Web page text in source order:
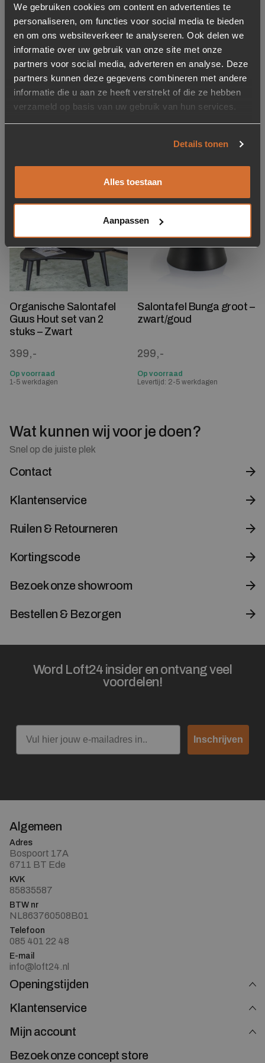
We gebruiken cookies om content en advertenties te
personaliseren, om functies voor social media te bieden
en om ons websiteverkeer te analyseren. Ook delen we
informatie over uw gebruik van onze site met onze
partners voor social media, adverteren en analyse. Deze
partners kunnen deze gegevens combineren met andere
informatie die u aan ze heeft verstrekt of die ze hebben
verzameld op basis van uw gebruik van hun services.
Details tonen
Alles toestaan
Aanpassen
Bijzettafel Garcon –
zwart
109,-
-87%
Salontafel Dylan Marmer
– Zwart (showroom
model)
379,-
49,-
Op voorraad
Levertijd: 2-5 werkdagen
Organische Salontafel
Guus Hout set van 2
stuks – Zwart
399,-
Op voorraad
1-5 werkdagen
Salontafel Bunga groot –
zwart/goud
299,-
Op voorraad
Levertijd: 2-5 werkdagen
Wat kunnen wij voor je doen?
Snel op de juiste plek
Contact
Klantenservice
Ruilen & Retourneren
Kortingscode
Bezoek onze showroom
Bestellen & Bezorgen
Word Loft24 insider en ontvang veel
voordelen!
Email
Inschrijven
Algemeen
Adres
Bospoort 17A
6711 BT Ede
KVK
85835587
BTW nr
NL863760508B01
Telefoon
085 401 22 48
E-mail
info@loft24.nl
Openingstijden
Klantenservice
Mijn account
Bezoek onze concept store